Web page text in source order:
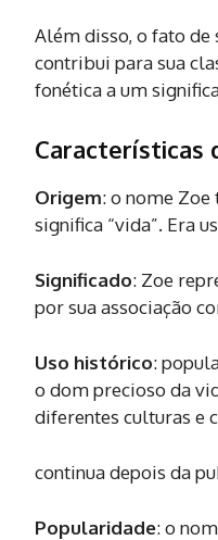
Além disso, o fato de
contribui para sua
fonética a um
Características
Origem: o nome Zoe
significa “vida”. Era
Significado: Zoe
por sua associação
Uso histórico:
o dom precioso da
diferentes culturas e
continua depois da
Popularidade: o